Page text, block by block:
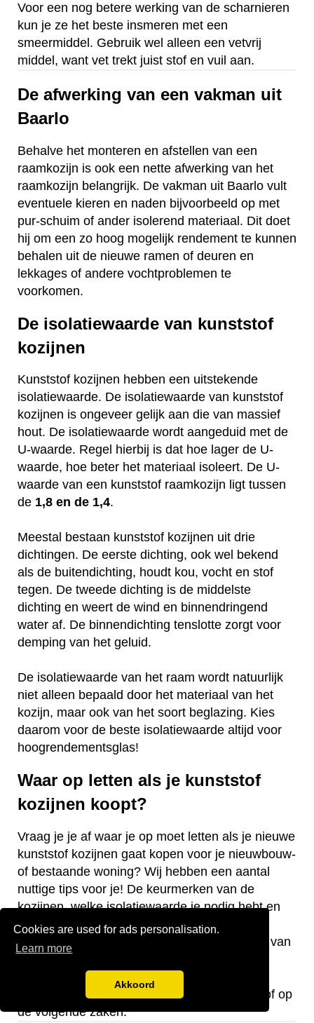
Cookies are used for ads personalisation.
Learn more
Akkoord
Voor een nog betere werking van de scharnieren
kun je ze het beste insmeren met een
smeermiddel. Gebruik wel alleen een vetvrij
middel, want vet trekt juist stof en vuil aan.
De afwerking van een vakman uit
Baarlo
Behalve het monteren en afstellen van een
raamkozijn is ook een nette afwerking van het
raamkozijn belangrijk. De vakman uit Baarlo vult
eventuele kieren en naden bijvoorbeeld op met
pur-schuim of ander isolerend materiaal. Dit doet
hij om een zo hoog mogelijk rendement te kunnen
behalen uit de nieuwe ramen of deuren en
lekkages of andere vochtproblemen te
voorkomen.
De isolatiewaarde van kunststof
kozijnen
Kunststof kozijnen hebben een uitstekende
isolatiewaarde. De isolatiewaarde van kunststof
kozijnen is ongeveer gelijk aan die van massief
hout. De isolatiewaarde wordt aangeduid met de
U-waarde. Regel hierbij is dat hoe lager de U-
waarde, hoe beter het materiaal isoleert. De U-
waarde van een kunststof raamkozijn ligt tussen
de 1,8 en de 1,4.
Meestal bestaan kunststof kozijnen uit drie
dichtingen. De eerste dichting, ook wel bekend
als de buitendichting, houdt kou, vocht en stof
tegen. De tweede dichting is de middelste
dichting en weert de wind en binnendringend
water af. De binnendichting tenslotte zorgt voor
demping van het geluid.
De isolatiewaarde van het raam wordt natuurlijk
niet alleen bepaald door het materiaal van het
kozijn, maar ook van het soort beglazing. Kies
daarom voor de beste isolatiewaarde altijd voor
hoogrendementsglas!
Waar op letten als je kunststof
kozijnen koopt?
Vraag je je af waar je op moet letten als je nieuwe
kunststof kozijnen gaat kopen voor je nieuwbouw-
of bestaande woning? Wij hebben een aantal
nuttige tips voor je! De keurmerken van de
kozijnen, welke isolatiewaarde je nodig hebt en
welk raamtype je wilt laten plaatsen zijn
belangrijke aandachtspunten bij de aanschaf van
Let bij de aanschaf van kozijnen van kunststof op
de volgende zaken: